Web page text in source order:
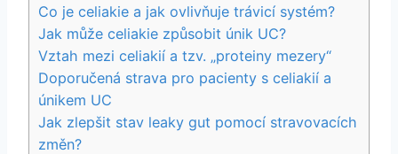
Co je celiakie a jak ovlivňuje trávicí systém?
Jak může celiakie způsobit únik UC?
Vztah mezi celiakií a tzv. „proteiny mezery“
Doporučená strava pro pacienty s celiakií a
únikem UC
Jak zlepšit stav leaky gut pomocí stravovacích
změn?